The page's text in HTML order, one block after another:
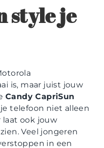
style je
is, maar juist jouw
Candy CapriSun
telefoon niet alleen
laat ook jouw
Veel jongeren
in een